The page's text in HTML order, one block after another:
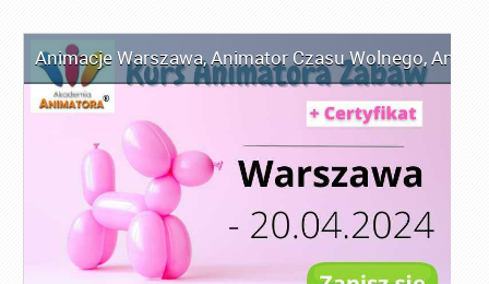
Animacje Warszawa,Animator Czasu Wolnego,